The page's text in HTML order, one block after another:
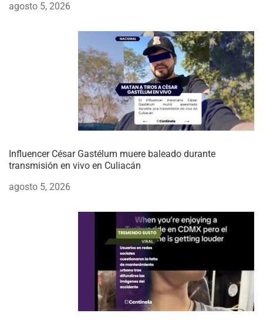
agosto 5, 2026
Influencer César Gastélum muere baleado durante
transmisión en vivo en Culiacán
agosto 5, 2026